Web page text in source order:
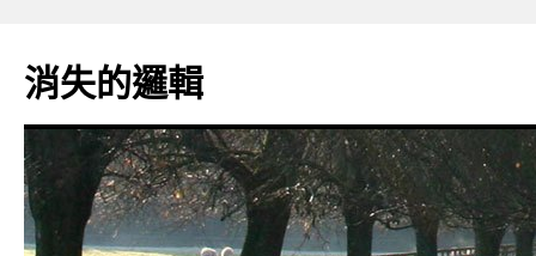
主
要
消失的邏輯